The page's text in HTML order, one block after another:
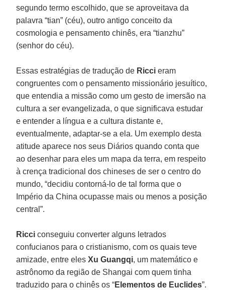
segundo termo escolhido, que se aproveitava da
palavra “tian” (céu), outro antigo conceito da
cosmologia e pensamento chinês, era “tianzhu”
(senhor do céu).
Essas estratégias de tradução de Riccieram
congruentes com o pensamento missionário jesuítico,
que entendia a missão como um gesto de imersão na
cultura a ser evangelizada, o que significava estudar
e entender a língua e a cultura distante e,
eventualmente, adaptar-se a ela. Um exemplo desta
atitude aparece nos seus Diários quando conta que
ao desenhar para eles um mapa da terra, em respeito
à crença tradicional dos chineses de ser o centro do
mundo, “decidiu contorná-lo de tal forma que o
Império da China ocupasse mais ou menos a posição
central”.
Ricciconseguiu converter alguns letrados
confucianos para o cristianismo, com os quais teve
amizade, entre elesXu Guangqi, um matemático e
astrônomo da região de Shangai com quem tinha
traduzido para o chinês os “Elementos de Euclides”.